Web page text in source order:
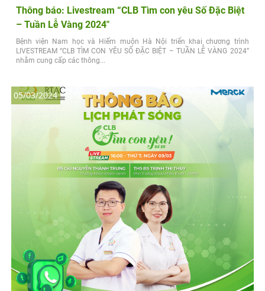
Thông báo: Livestream “CLB Tìm con yêu Số Đặc Biệt
– Tuần Lễ Vàng 2024″
Bệnh viện Nam học và Hiếm muộn Hà Nội triển khai chương trình
LIVESTREAM “CLB TÌM CON YÊU SỐ ĐẶC BIỆT – TUẦN LỄ VÀNG 2024”
nhằm cung cấp các thông...
05/03/2024